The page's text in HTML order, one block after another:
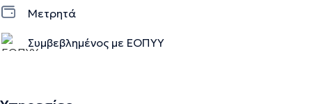
Μετρητά
Συμβεβλημένος με ΕΟΠΥΥ